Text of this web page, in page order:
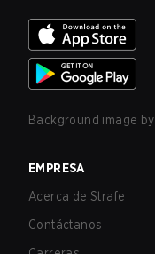
Background image by
EMPRESA
Acerca de Strafe
Contáctanos